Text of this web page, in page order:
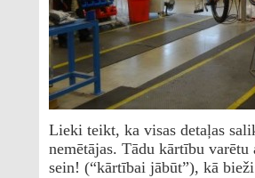
Lieki teikt, ka visas detaļas
nemētājas. Tādu kārtību varētu
sein! (“kārtībai jābūt”), kā